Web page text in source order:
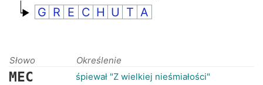
G R E C H U T A
Słowo Określenie
MEC śpiewał "Z wielkiej nieśmiałości"